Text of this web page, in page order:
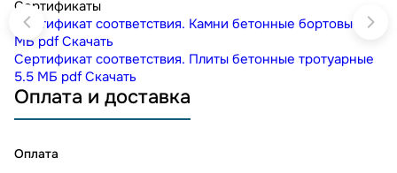
Сертификаты
Сертификат соответствия. Камни бетонные бортовые
1
МБ pdf Скачать
Сертификат соответствия. Плиты бетонные тротуарные
5.5 МБ pdf Скачать
Оплата и доставка
Оплата